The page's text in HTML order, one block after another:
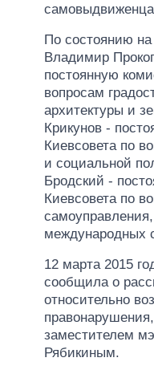
самовыдвиженца
По состоянию на
Владимир
постоянную
вопросам
архитектуры и
Крикунов -
Киевсовета по
и социальной
Бродский -
Киевсовета по
международных
12 марта 2015
сообщила о
относительно
заместителем
Рябикиным.